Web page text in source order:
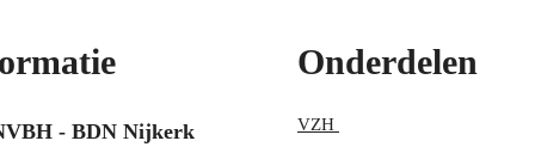
- BDN Nijkerk
Onderdelen
VZH